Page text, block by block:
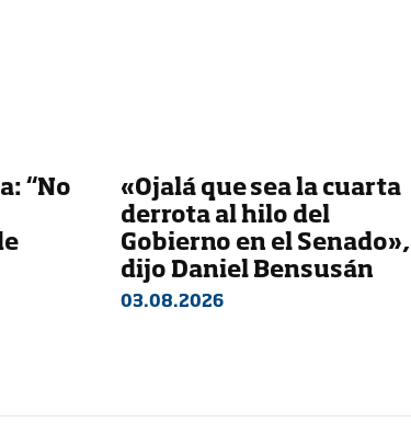
“No
«Ojalá que sea la cuarta
derrota al hilo del
Gobierno en el Senado»,
dijo Daniel Bensusán
03.08.2026